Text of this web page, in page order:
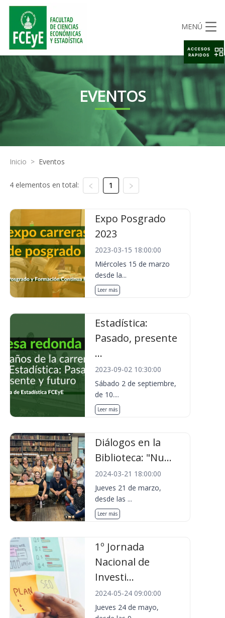
MENÚ
EVENTOS
Inicio > Eventos
4 elementos en total: 1
Expo Posgrado
2023
2023-03-15 18:00:00
Miércoles 15 de marzo
desde la...
Leer más
Estadística:
Pasado, presente
...
2023-09-02 10:30:00
Sábado 2 de septiembre,
de 10....
Leer más
Diálogos en la
Biblioteca: "Nu...
2024-03-21 18:00:00
Jueves 21 de marzo,
desde las ...
Leer más
1º Jornada
Nacional de
Investi...
2024-05-24 09:00:00
Jueves 24 de mayo,
ACCESOS
RAPIDOS